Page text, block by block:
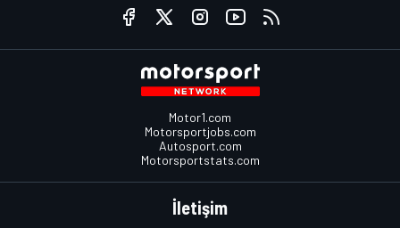
Motor1.com
Motorsportjobs.com
Autosport.com
Motorsportstats.com
İletişim